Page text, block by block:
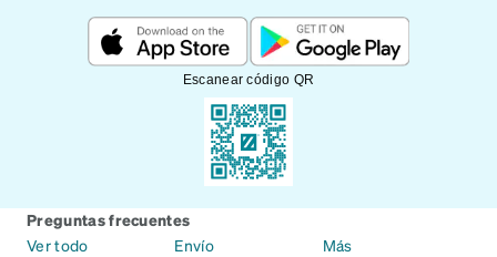
Escanear código QR
Preguntas frecuentes
Ver todo
Envío
Más